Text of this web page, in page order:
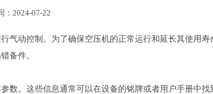
：2024-07-22
气动控制。为了确保空压机的正常运行和延长其使用寿
备件。
数。这些信息通常可以在设备的铭牌或者用户手册中找